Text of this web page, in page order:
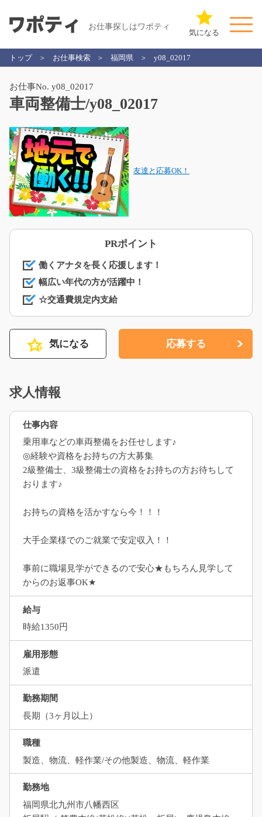
お仕事探しはワポティ
気になる
トップ お仕事検索 福岡県 y08_02017
お仕事No. y08_02017
車両整備士/y08_02017
友達と応募OK！
PRポイント
働くアナタを長く応援します！
幅広い年代の方が活躍中！
☆交通費規定内支給
気になる 応募する
求人情報
仕事内容
乗用車などの車両整備をお任せします♪
◎経験や資格をお持ちの方大募集
2級整備士、3級整備士の資格をお持ちの方お待ちして
おります♪
お持ちの資格を活かすなら今！！！
大手企業様でのご就業で安定収入！！
事前に職場見学ができるので安心★もちろん見学して
からのお返事OK★
給与
時給1350円
雇用形態
派遣
勤務期間
長期（3ヶ月以上）
職種
製造、物流、軽作業/その他製造、物流、軽作業
勤務地
福岡県北九州市八幡西区